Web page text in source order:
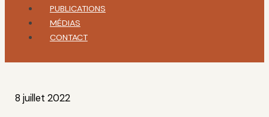
PUBLICATIONS
MÉDIAS
CONTACT
8 juillet 2022